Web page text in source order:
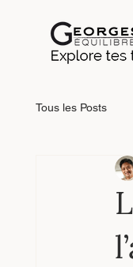
Tous les Posts
Relations &
Faire le point